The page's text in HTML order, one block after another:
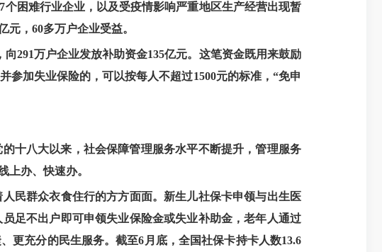
困难行业企业，以及受疫情影响严重地区生产经营出现暂
，60多万户企业受益。
291万户企业发放补助资金135亿元。这笔资金既用来鼓励
加失业保险的，可以按每人不超过1500元的标准，“免申
十八大以来，社会保障管理服务水平不断提升，管理服务
上办、快速办。
民群众衣食住行的方方面面。新生儿社保卡申领与出生医
足不出户即可申领失业保险金或失业补助金，老年人通过
充分的民生服务。截至6月底，全国社保卡持卡人数13.6